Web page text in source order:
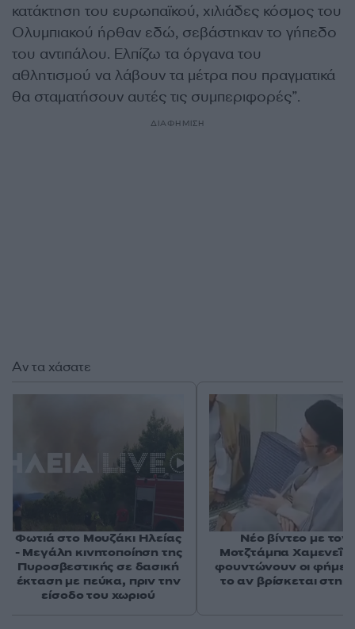
κατάκτηση του ευρωπαϊκού, χιλιάδες κόσμος του
Ολυμπιακού ήρθαν εδώ, σεβάστηκαν το γήπεδο
του αντιπάλου. Ελπίζω τα όργανα του
αθλητισμού να λάβουν τα μέτρα που πραγματικά
θα σταματήσουν αυτές τις συμπεριφορές”.
ΔΙΑΦΗΜΙΣΗ
Αν τα χάσατε
Φωτιά στο Μουζάκι Ηλείας
- Μεγάλη κινητοποίηση της
Πυροσβεστικής σε δασική
έκταση με πεύκα, πριν την
είσοδο του χωριού
Νέο βίντεο με τον
Μοτζτάμπα Χαμενεΐ
φουντώνουν οι φήμες
το αν βρίσκεται στη